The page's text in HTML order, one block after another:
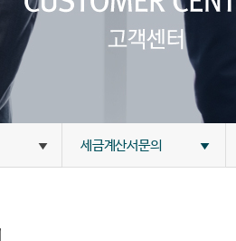
세금계산서문의